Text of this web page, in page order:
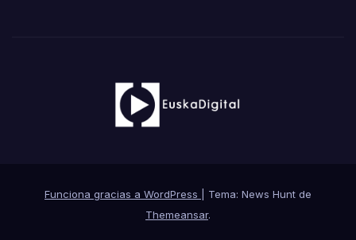
Funciona gracias a WordPress
Tema: News Hunt de
Themeansar.